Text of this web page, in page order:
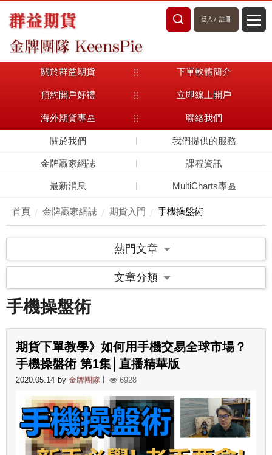
登入 / 註冊
關於群益期貨 下單軟體簡介
預約開戶好禮 立即線上開戶
海外期貨專區 聯絡我們
關於我們 我們提供的服務
金牌贏家網誌 課程資訊
最新消息 MultiCharts專區
首頁 金牌贏家網誌 期貨入門 手機操盤術
熱門文章
文章分類
手機操盤術
期貨下單教學》如何用手機交易全球市場？
手機操盤術 第1集│直播精華版
2020.05.14 by 金牌團隊 6928